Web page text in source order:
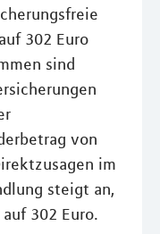
302 Euro
sind
von
im
steigt an,
302 Euro.